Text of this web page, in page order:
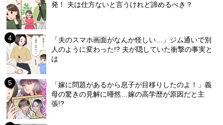
発！ 夫は仕方ないと言うけれど諦めるべき？
「夫のスマホ画面がなんか怪しい…」ジム通いで別
人のように変わった!? 夫が隠していた衝撃の事実と
は
「嫁に問題があるから息子が目移りしたのよ！」義
母の驚きの見解に唖然…嫁の高学歴が原因だと主
張!?